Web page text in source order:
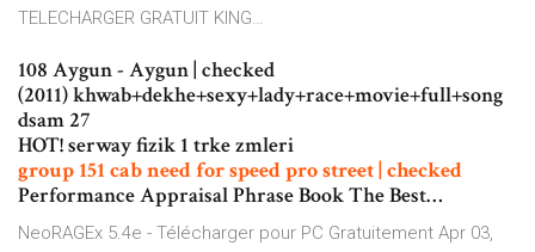
TELECHARGER GRATUIT KING…
108 Aygun - Aygun | checked
(2011) khwab+dekhe+sexy+lady+race+movie+full+song
dsam 27
HOT! serway fizik 1 trke zmleri
group 151 cab need for speed pro street | checked
Performance Appraisal Phrase Book The Best…
NeoRAGEx 5.4e - Télécharger pour PC Gratuitement Apr 03,